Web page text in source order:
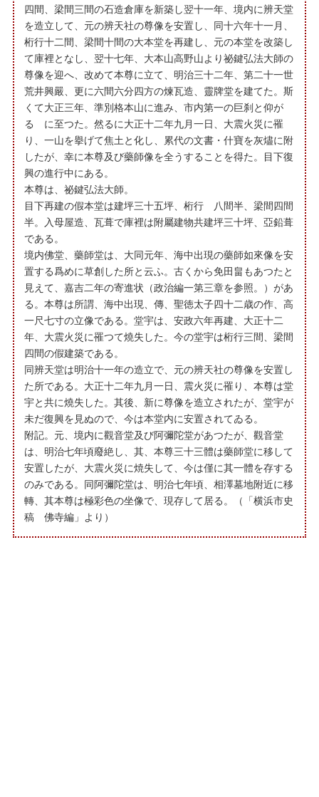
四間、梁間三間の石造倉庫を新築し翌十一年、境内に辨天堂
を造立して、元の辨天社の尊像を安置し、同十六年十一月、
桁行十二間、梁間十間の大本堂を再建し、元の本堂を改築し
て庫裡となし、翌十七年、大本山高野山より祕鍵弘法大師の
尊像を迎へ、改めて本尊に立て、明治三十二年、第二十一世
荒井興嚴、更に六間六分四方の煉瓦造、靈牌堂を建てた。斯
くて大正三年、準別格本山に進み、市内第一の巨刹と仰が
るゝに至つた。然るに大正十二年九月一日、大震火災に罹
り、一山を擧げて焦土と化し、累代の文書・什寶を灰燼に附
したが、幸に本尊及び藥師像を全うすることを得た。目下復
興の進行中にある。
本尊は、祕鍵弘法大師。
目下再建の假本堂は建坪三十五坪、桁行 八間半、梁間四間
半。入母屋造、瓦葺で庫裡は附屬建物共建坪三十坪、亞鉛葺
である。
境内佛堂、藥師堂は、大同元年、海中出現の藥師如來像を安
置する爲めに草創した所と云ふ。古くから免田畠もあつたと
見えて、嘉吉二年の寄進状（政治編一第三章を参照。）があ
る。本尊は所謂、海中出現、傳、聖徳太子四十二歳の作、高
一尺七寸の立像である。堂宇は、安政六年再建、大正十二
年、大震火災に罹つて燒失した。今の堂宇は桁行三間、梁間
四間の假建築である。
同辨天堂は明治十一年の造立で、元の辨天社の尊像を安置し
た所である。大正十二年九月一日、震火災に罹り、本尊は堂
宇と共に燒失した。其後、新に尊像を造立されたが、堂宇が
未だ復興を見ぬので、今は本堂内に安置されてゐる。
附記。元、境内に觀音堂及び阿彌陀堂があつたが、觀音堂
は、明治七年頃廢絶し、其、本尊三十三體は藥師堂に移して
安置したが、大震火災に焼失して、今は僅に其一體を存する
のみである。同阿彌陀堂は、明治七年頃、相澤墓地附近に移
轉、其本尊は極彩色の坐像で、現存して居る。（「横浜市史
稿 佛寺編」より）